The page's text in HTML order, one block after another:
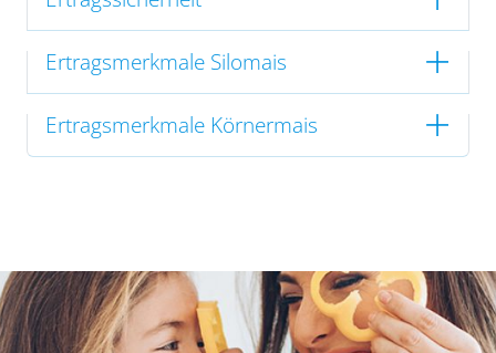
Ertragsmerkmale Silomais
Ertragsmerkmale Körnermais